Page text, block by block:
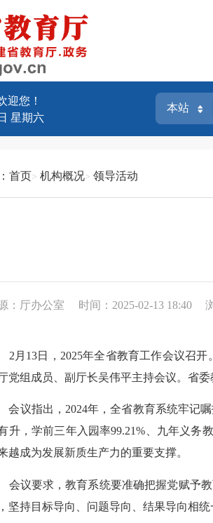
迎您！
星期六
首页 机构概况 领导活动
：厅办公室 时间：2025-02-13 18:40
13日，2025年全省教育工作会议召开
党组成员、副厅长吴伟平主持会议。省
议指出，2024年，全省教育系统牢记嘱
升，学前三年入园率99.21%、九年义务
越成为发展新质生产力的重要支撑。
议要求，教育系统要准确把握党赋予教
坚持目标导向、问题导向、结果导向相